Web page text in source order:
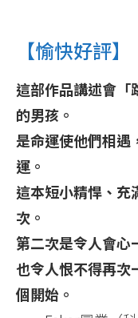
【愉快好評】
這部作品講述會「
的男孩。
是命運使他們相遇
運。
這本短小精悍、充
次。
第二次是令人會心
也令人恨不得再次
個開始。